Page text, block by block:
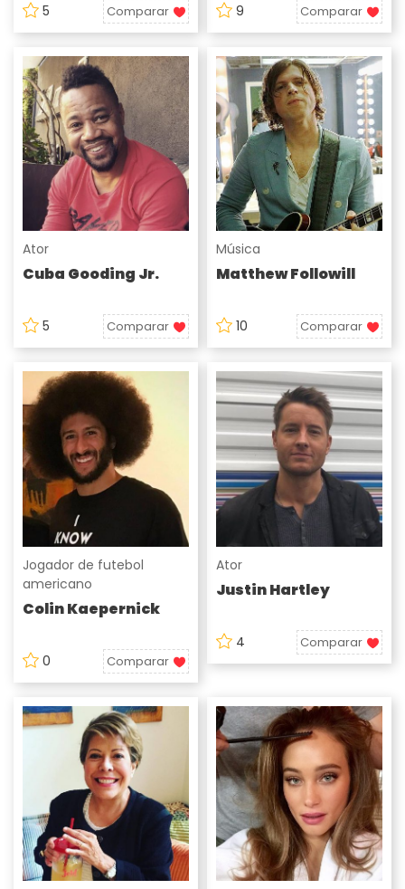
5 Comparar 9 Comparar
Ator
Cuba Gooding Jr.
5 Comparar
Música
Matthew Followill
10 Comparar
Jogador de futebol
americano
Colin Kaepernick
0 Comparar
Ator
Justin Hartley
4 Comparar